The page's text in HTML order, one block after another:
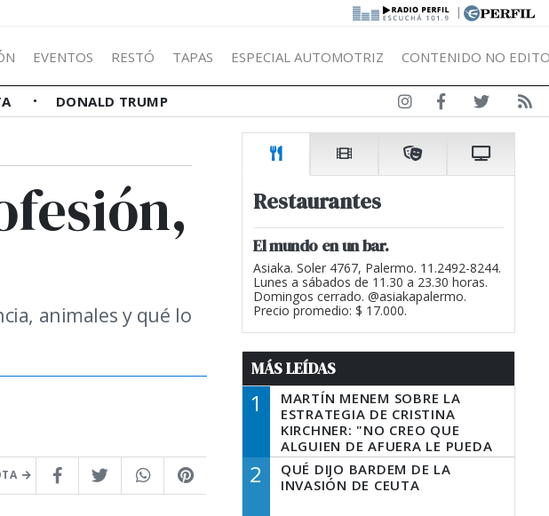
|
EVENTOS RESTÓ TAPAS ESPECIAL AUTOMOTRIZ CONTENIDO NO
DONALD TRUMP
animales y qué lo
Restaurantes
El mundo en un bar.
Asiaka. Soler 4767, Palermo. 11.2492-8244.
Lunes a sábados de 11.30 a 23.30 horas.
Domingos cerrado. @asiakapalermo.
Precio promedio: $ 17.000.
MÁS LEÍDAS
1
MARTÍN MENEM SOBRE LA
ESTRATEGIA DE CRISTINA
KIRCHNER: "NO CREO QUE
ALGUIEN DE AFUERA LE PUEDA
DECIR A LA JUSTICIA LO QUE
TIENE QUE HACER"
2
QUÉ DIJO BARDEM DE LA
INVASIÓN DE CEUTA